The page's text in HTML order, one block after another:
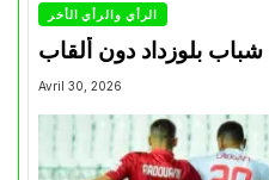
الرأي والرأي الأخر
شباب بلوزداد دون ألقاب
Avril 30, 2026